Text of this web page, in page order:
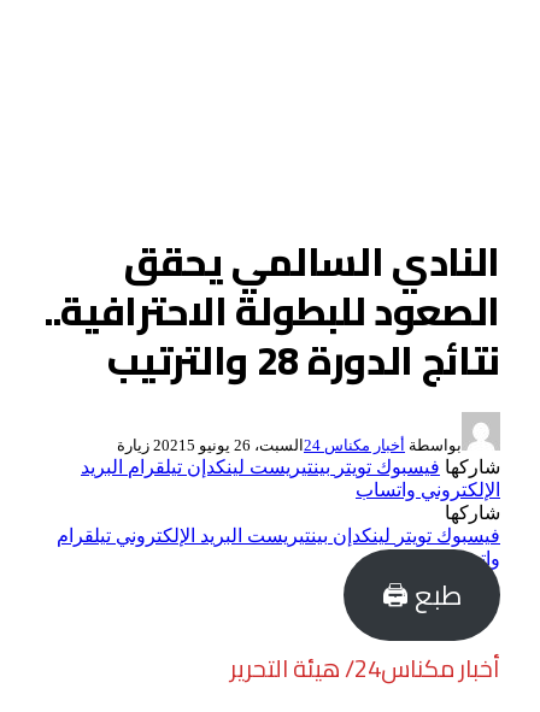
النادي السالمي يحقق
الصعود للبطولة الاحترافية..
نتائج الدورة 28 والترتيب
بواسطة أخبار مكناس 24 السبت، 26 يونيو 2021 5 زيارة
شاركها فيسبوك تويتر بينتيريست لينكدإن تيلقرام البريد
الإلكتروني واتساب
شاركها
فيسبوك تويتر لينكدإن بينتيريست البريد الإلكتروني تيلقرام
واتساب
طبع 🖨
أخبار مكناس24/ هيئة التحرير